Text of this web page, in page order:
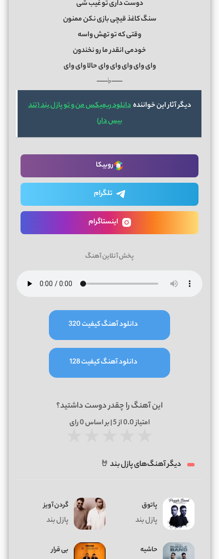
دوست داری تو غیب شی
سنگ کاغذ قیچی بازی نکن ممنون
وقتی که تو تهش واسه
خودمی انقدر ما رو نخندون
وای وای وای وای وای حالا وای وای
──♭──
دیگر آثار این خوانندهدانلود ریمیکس من و تو پازل بند (تند
بیس دار)
روبیکا
تلگرام
اینستاگرام
پخش آنلاین آهنگ
دانلود آهنگ کیفیت 320
دانلود آهنگ کیفیت 128
این آهنگ را چقدر دوست داشتید؟
امتیاز0.0از 5 | بر اساس 0رای
دیگر آهنگ‌های پازل بند 🤘
پاتوق
پازل بند
گردن آویز
پازل بند
حاشیه بی قرار